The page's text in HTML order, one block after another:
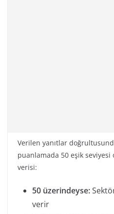
Verilen yanıtlar
puanlamada 50 eşik
verisi:
50 üzerindeyse:
verir